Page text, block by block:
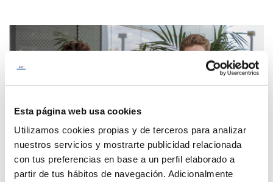
Esta página web usa cookies
Utilizamos cookies propias y de terceros para analizar
nuestros servicios y mostrarte publicidad relacionada
con tus preferencias en base a un perfil elaborado a
partir de tus hábitos de navegación. Adicionalmente